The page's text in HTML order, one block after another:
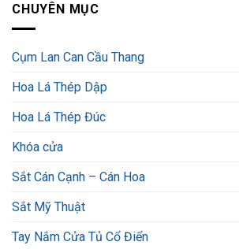
CHUYÊN MỤC
Cụm Lan Can Cầu Thang
Hoa Lá Thép Dập
Hoa Lá Thép Đúc
Khóa cửa
Sắt Cán Cạnh – Cán Hoa
Sắt Mỹ Thuật
Tay Nắm Cửa Tủ Cổ Điển